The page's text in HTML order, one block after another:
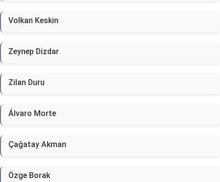
Volkan Keskin
Zeynep Dizdar
Zilan Duru
Álvaro Morte
Çağatay Akman
Özge Borak